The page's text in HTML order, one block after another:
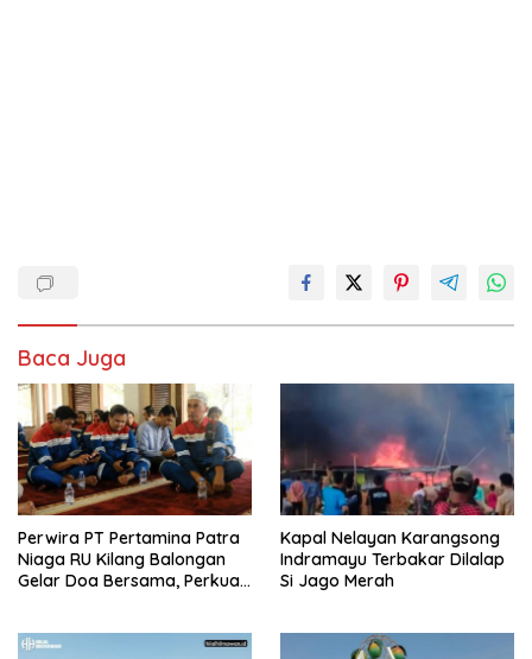
Baca Juga
Perwira PT Pertamina Patra
Niaga RU Kilang Balongan
Gelar Doa Bersama, Perkuat
Kapal Nelayan Karangsong
Indramayu Terbakar Dilalap
Si Jago Merah